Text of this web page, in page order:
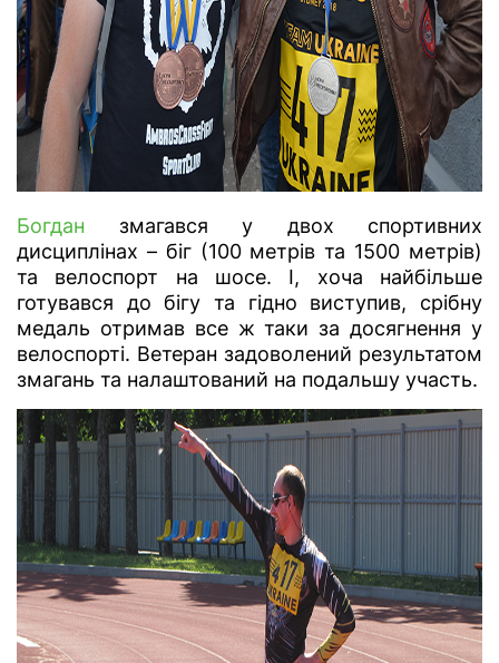
Богдан змагався у двох спортивних
дисциплінах – біг (100 метрів та 1500 метрів)
та велоспорт на шосе. І, хоча найбільше
готувався до бігу та гідно виступив, срібну
медаль отримав все ж таки за досягнення у
велоспорті. Ветеран задоволений результатом
змагань та налаштований на подальшу участь.